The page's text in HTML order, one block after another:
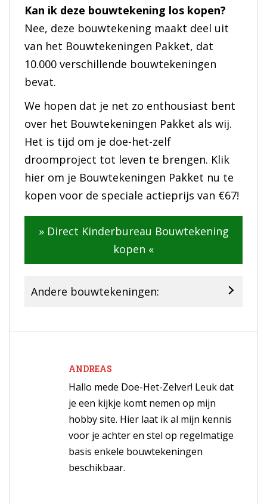
Kan ik deze bouwtekening los kopen?
Nee, deze bouwtekening maakt deel uit
van het Bouwtekeningen Pakket, dat
10.000 verschillende bouwtekeningen
bevat.
We hopen dat je net zo enthousiast bent
over het Bouwtekeningen Pakket als wij.
Het is tijd om je doe-het-zelf
droomproject tot leven te brengen. Klik
hier om je Bouwtekeningen Pakket nu te
kopen voor de speciale actieprijs van €67!
» Direct Kinderbureau Bouwtekening
kopen «
Andere bouwtekeningen:
ANDREAS
Hallo mede Doe-Het-Zelver! Leuk dat
je een kijkje komt nemen op mijn
hobby site. Hier laat ik al mijn kennis
voor je achter en stel op regelmatige
basis enkele bouwtekeningen
beschikbaar.